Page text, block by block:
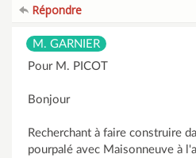
Répondre
M. GARNIER
Pour M. PICOT
Bonjour
Recherchant à faire construire
pourpalé avec Maisonneuve à